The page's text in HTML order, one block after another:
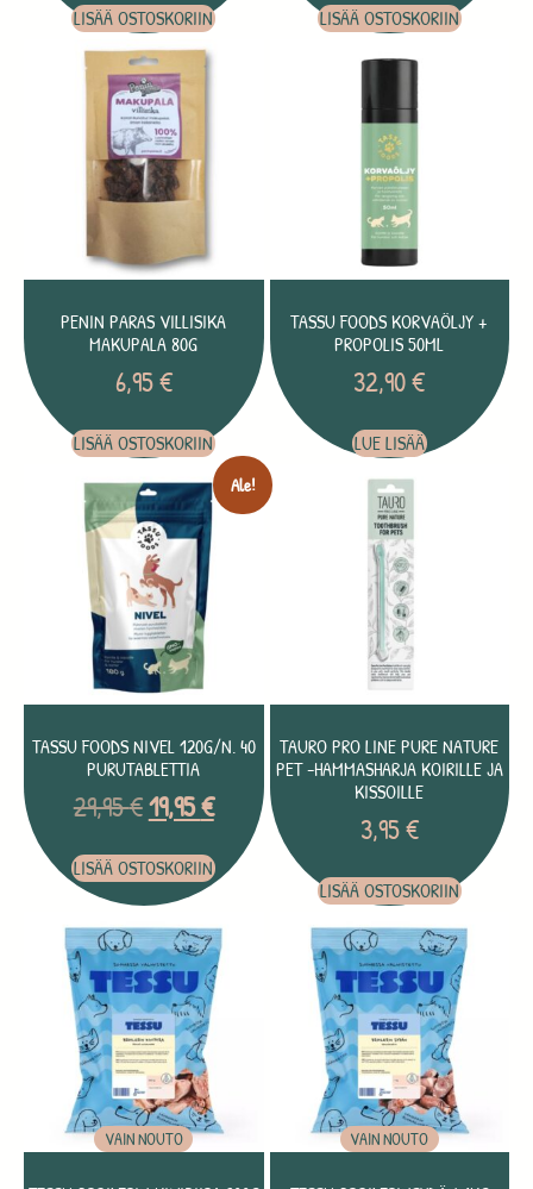
LISÄÄ OSTOSKORIIN LISÄÄ OSTOSKORIIN
PENIN PARAS VILLISIKA
MAKUPALA 80G
6,95€
LISÄÄ OSTOSKORIIN
TASSU FOODS KORVAÖLJY +
PROPOLIS 50ML
32,90€
LUE LISÄÄ
Ale!
TASSU FOODS NIVEL 120G/N. 40
PURUTABLETTIA
29,95€19,95€
LISÄÄ OSTOSKORIIN
TAURO PRO LINE PURE NATURE
PET -HAMMASHARJA KOIRILLE JA
KISSOILLE
3,95€
LISÄÄ OSTOSKORIIN
VAIN NOUTO VAIN NOUTO